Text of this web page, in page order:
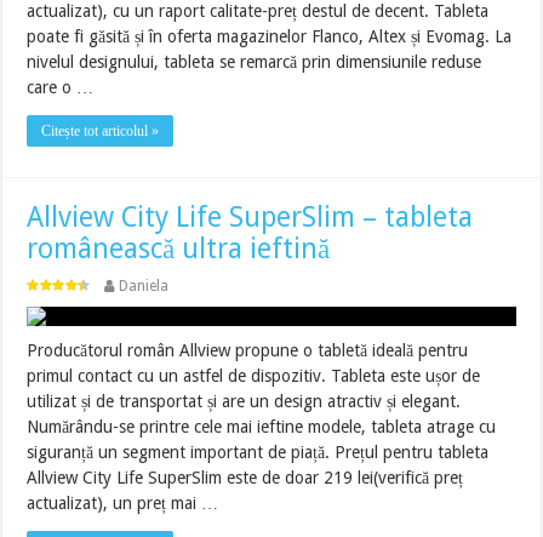
actualizat), cu un raport calitate-preț destul de decent. Tableta
poate fi găsită și în oferta magazinelor Flanco, Altex și Evomag. La
nivelul designului, tableta se remarcă prin dimensiunile reduse
care o …
Citește tot articolul »
Allview City Life SuperSlim – tableta
românească ultra ieftină
Daniela
Producătorul român Allview propune o tabletă ideală pentru
primul contact cu un astfel de dispozitiv. Tableta este ușor de
utilizat și de transportat și are un design atractiv și elegant.
Numărându-se printre cele mai ieftine modele, tableta atrage cu
siguranță un segment important de piață. Prețul pentru tableta
Allview City Life SuperSlim este de doar 219 lei(verifică preț
actualizat), un preț mai …